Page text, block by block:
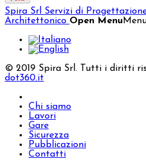
Spira Srl Servizi di
Architettonico Open Menu
© 2019 Spira Srl. Tutti i diritti
dot360.it
Chi siamo
Lavori
Gare
Sicurezza
Pubblicazioni
Contatti